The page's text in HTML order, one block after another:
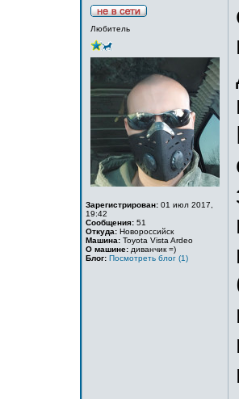
Любитель
Зарегистрирован: 01 июл 2017,
19:42
Сообщения: 51
Откуда: Новороссийск
Машина: Toyota Vista Ardeo
О машине: диванчик =)
Блог: Посмотреть блог (1)